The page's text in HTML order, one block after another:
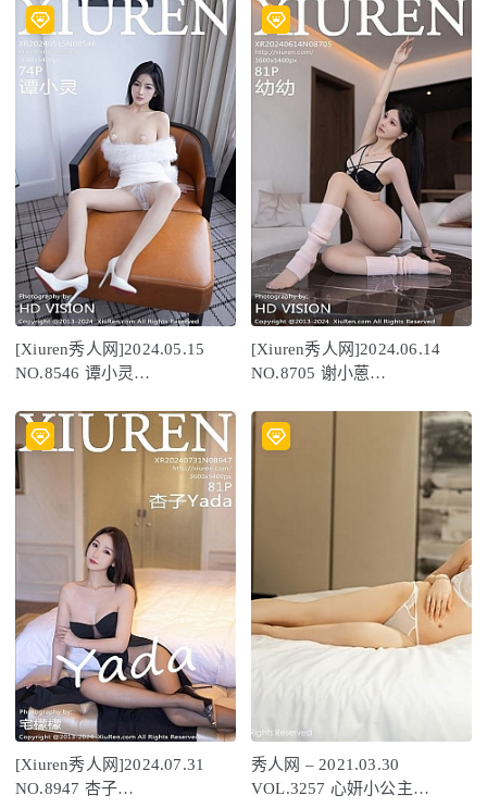
[Xiuren秀人网]2024.05.15
NO.8546 谭小灵
[Xiuren秀人网]2024.06.14
NO.8705 谢小蒽
[Xiuren秀人网]2024.07.31
NO.8947 杏子
秀人网 – 2021.03.30
VOL.3257 心妍小公主